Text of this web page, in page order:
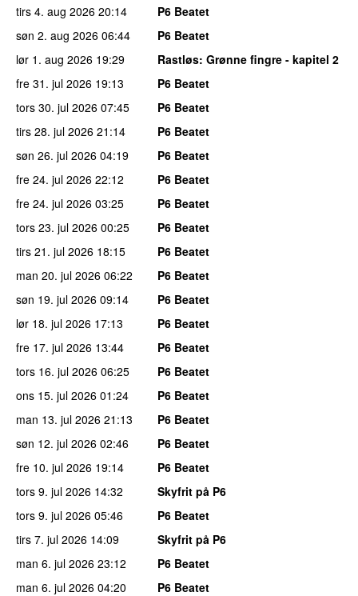
tirs 4. aug 2026 20:14
P6 Beatet
søn 2. aug 2026 06:44
P6 Beatet
lør 1. aug 2026 19:29 Rastløs: Grønne fingre - kapitel 2
fre 31. jul 2026 19:13
P6 Beatet
tors 30. jul 2026 07:45
P6 Beatet
tirs 28. jul 2026 21:14
P6 Beatet
søn 26. jul 2026 04:19
P6 Beatet
fre 24. jul 2026 22:12
P6 Beatet
fre 24. jul 2026 03:25
P6 Beatet
tors 23. jul 2026 00:25
P6 Beatet
tirs 21. jul 2026 18:15
P6 Beatet
man 20. jul 2026 06:22
P6 Beatet
søn 19. jul 2026 09:14
P6 Beatet
lør 18. jul 2026 17:13
P6 Beatet
fre 17. jul 2026 13:44
P6 Beatet
tors 16. jul 2026 06:25
P6 Beatet
ons 15. jul 2026 01:24
P6 Beatet
man 13. jul 2026 21:13
P6 Beatet
søn 12. jul 2026 02:46
P6 Beatet
fre 10. jul 2026 19:14
P6 Beatet
tors 9. jul 2026 14:32
Skyfrit på P6
tors 9. jul 2026 05:46
P6 Beatet
tirs 7. jul 2026 14:09
Skyfrit på P6
man 6. jul 2026 23:12
P6 Beatet
man 6. jul 2026 04:20
P6 Beatet